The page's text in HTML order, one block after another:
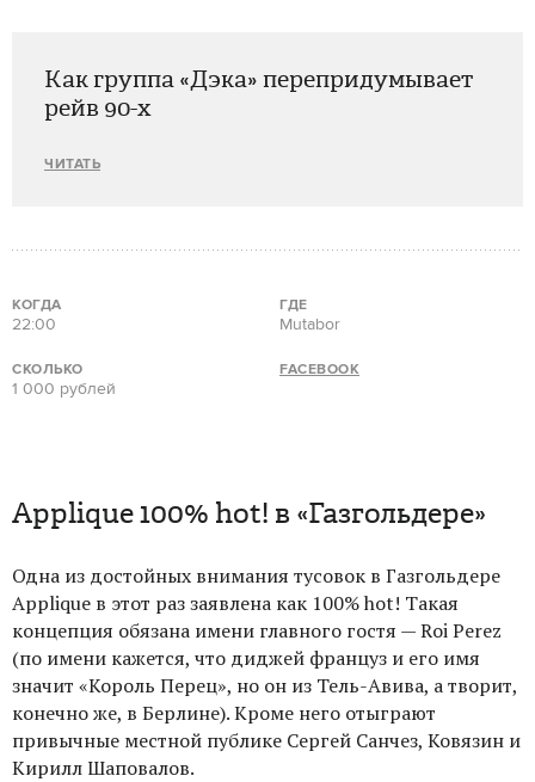
Как группа «Дэка» перепридумывает
рейв 90-х
ЧИТАТЬ
КОГДА
22:00
ГДЕ
Mutabor
СКОЛЬКО
1 000 рублей
FACEBOOK
Applique 100% hot! в «Газгольдере»
Одна из достойных внимания тусовок в Газгольдере
Applique в этот раз заявлена как 100% hot! Такая
концепция обязана имени главного гостя — Roi Perez
(по имени кажется, что диджей француз и его имя
значит «Король Перец», но он из Тель-Авива, а творит,
конечно же, в Берлине). Кроме него отыграют
привычные местной публике Сергей Санчез, Ковязин и
Кирилл Шаповалов.